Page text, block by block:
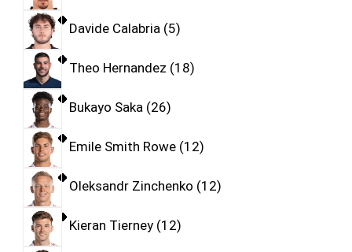
Davide Calabria 5
Theo Hernandez 18
Bukayo Saka 26
Emile Smith Rowe 12
Oleksandr Zinchenko 12
Kieran Tierney 12